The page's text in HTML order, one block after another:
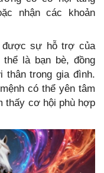
nhận các khoản
được sự hỗ trợ của
là bạn bè, đồng
thân trong gia đình.
có thể yên tâm
thấy cơ hội phù hợp